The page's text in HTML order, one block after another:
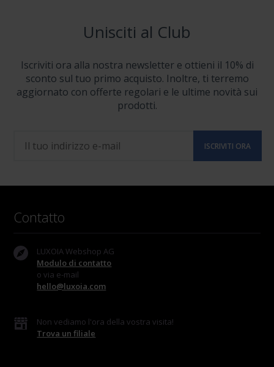
Unisciti al Club
Iscriviti ora alla nostra newsletter e ottieni il 10% di
sconto sul tuo primo acquisto. Inoltre, ti terremo
aggiornato con offerte regolari e le ultime novità sui
prodotti.
Contatto
LUXOIA Webshop AG
Modulo di contatto
o via e-mail
hello@luxoia.com
Non vediamo l'ora della vostra visita!
Trova un filiale